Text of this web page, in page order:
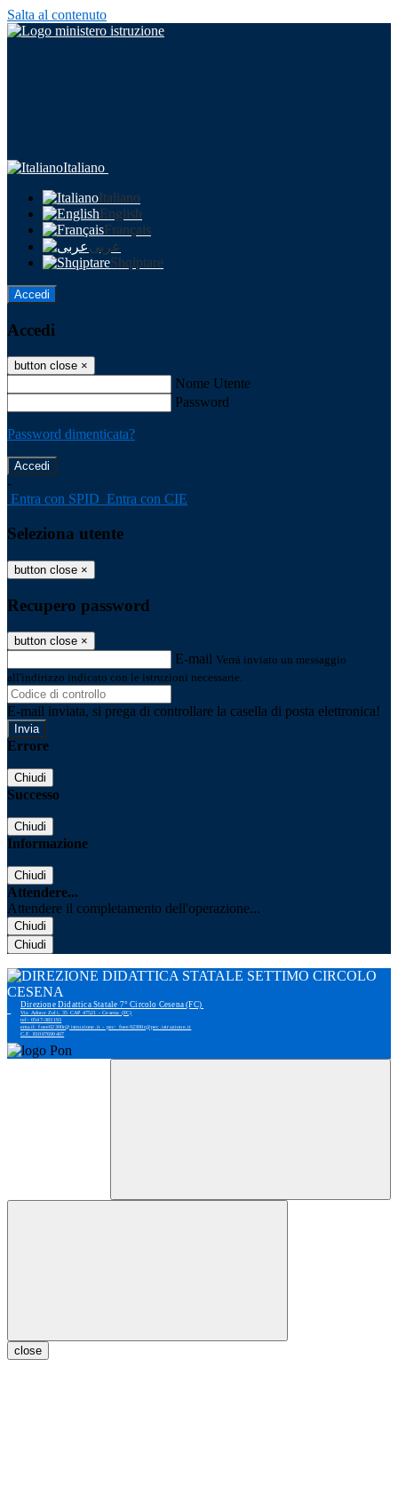
Salta al contenuto
Italiano
Italiano
English
Français
عربى
Shqiptare
Accedi
Accedi
button close ×
Nome Utente
Password
Password dimenticata?
-
Entra con SPID Entra con CIE
Seleziona utente
button close ×
Recupero password
button close ×
E-mail Verrà inviato un messaggio
all'indirizzo indicato con le istruzioni necessarie.
E-mail inviata, si prega di controllare la casella di posta elettronica!
Errore
Chiudi
Successo
Chiudi
Informazione
Chiudi
Attendere...
Attendere il completamento dell'operazione...
Chiudi
Chiudi
Direzione Didattica Statale 7° Circolo Cesena (FC)
Via Adone Zoli, 35 CAP 47521 - Cesena (FC)
tel: 0547-383193
email: foee02300r@istruzione.it - pec: foee02300r@pec.istruzione.it
C.F. 81007690407
close